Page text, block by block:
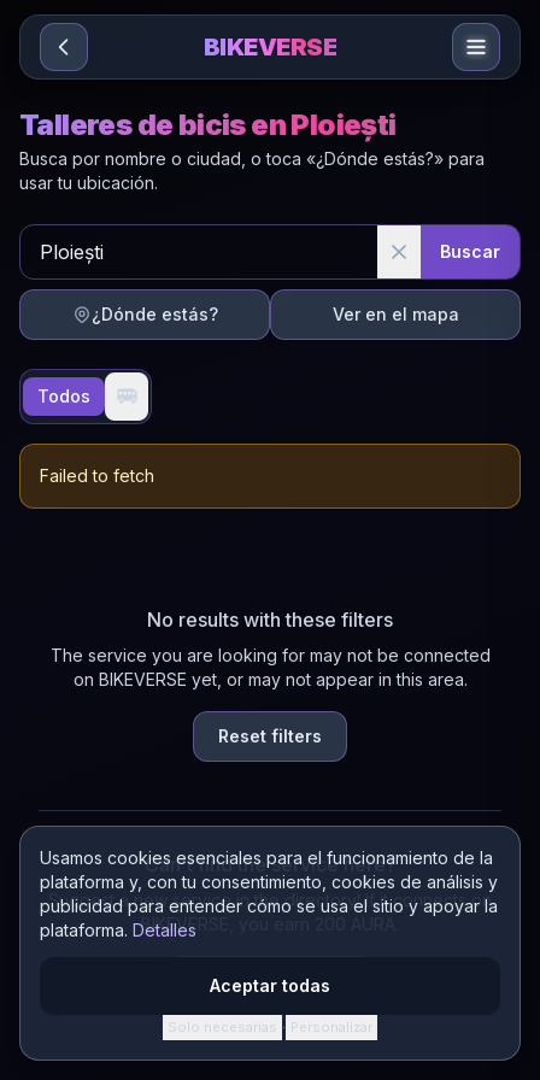
Sari la conținut
Usamos cookies esenciales para el funcionamiento de la
plataforma y, con tu consentimiento, cookies de análisis y
publicidad para entender cómo se usa el sitio y apoyar la
plataforma. Detalles
Aceptar todas
Solo necesarias · Personalizar
BIKEVERSE
Talleres de bicis en Ploiești
Busca por nombre o ciudad, o toca «¿Dónde estás?» para
usar tu ubicación.
Buscar
¿Dónde estás? Ver en el mapa
Todos 🚐
Failed to fetch
No results with these filters
The service you are looking for may not be connected
on BIKEVERSE yet, or may not appear in this area.
Reset filters
Can't find the service here?
Suggest a new service in the directory! If it connects on
BIKEVERSE, you earn 200 AURA.
Suggest a service